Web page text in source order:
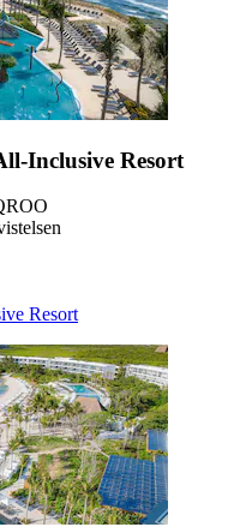
Inclusive Resort
Resort